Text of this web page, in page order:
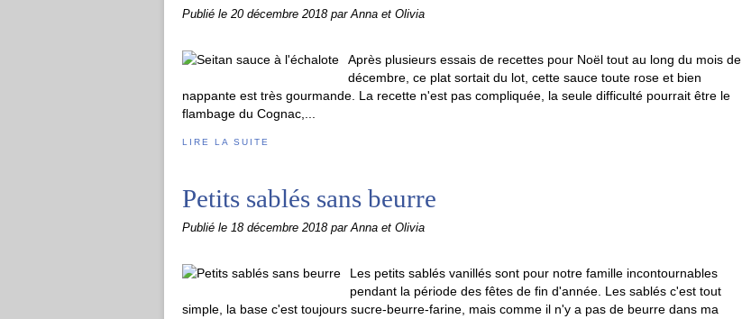
Publié le 20 décembre 2018 par Anna et Olivia
Après plusieurs essais de recettes pour Noël tout au long du mois de
décembre, ce plat sortait du lot, cette sauce toute rose et bien
nappante est très gourmande. La recette n'est pas compliquée, la seule difficulté pourrait être le
flambage du Cognac,...
LIRE LA SUITE
Petits sablés sans beurre
Publié le 18 décembre 2018 par Anna et Olivia
Les petits sablés vanillés sont pour notre famille incontournables
pendant la période des fêtes de fin d'année. Les sablés c'est tout
simple, la base c'est toujours sucre-beurre-farine, mais comme il n'y a pas de beurre dans ma